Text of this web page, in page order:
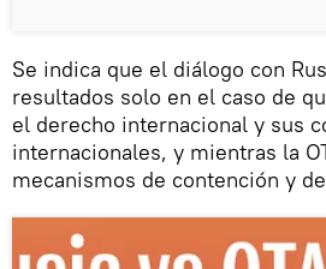
Se indica que el diálogo con
resultados solo en el caso de
el derecho internacional y sus
internacionales, y mientras la
mecanismos de contención y